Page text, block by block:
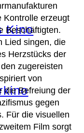
Kino
Kontrolle erzeugt
Beschäftigten.
Lied singen, die
Herzstücks der
zugereisten
von
die Befreiung der
gegen
Für die visuellen
Film sorgt